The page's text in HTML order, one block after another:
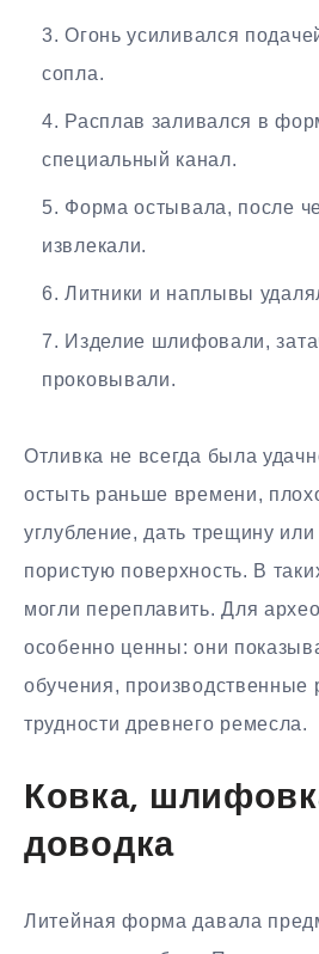
Огонь усиливался
сопла.
Расплав заливался в
специальный канал.
Форма остывала, после
извлекали.
Литники и наплывы
Изделие шлифовали,
проковывали.
Отливка не всегда была
остыть раньше времени,
углубление, дать трещину
пористую поверхность. В
могли переплавить. Для
особенно ценны: они
обучения, производственные
трудности древнего ремесла.
Ковка,
доводка
Литейная форма давала